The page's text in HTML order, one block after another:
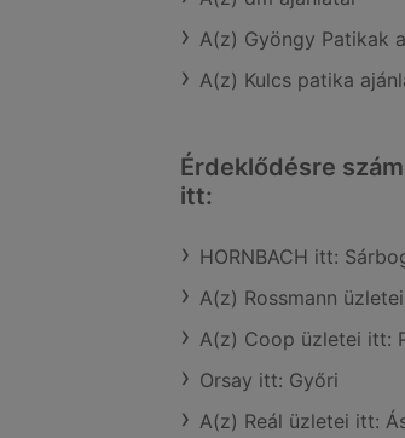
A(z) Gyöngy Patikak
A(z) Kulcs patika
Érdeklődésre
itt:
HORNBACH itt:
A(z) Rossmann
A(z) Coop üzletei itt:
Orsay itt: Győri
A(z) Reál üzletei itt: